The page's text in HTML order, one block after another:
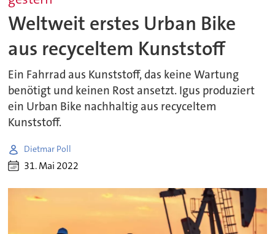
Weltweit erstes Urban Bike
aus recyceltem Kunststoff
Ein Fahrrad aus Kunststoff, das keine Wartung
benötigt und keinen Rost ansetzt. Igus produziert
ein Urban Bike nachhaltig aus recyceltem
Kunststoff.
Dietmar Poll
31. Mai 2022